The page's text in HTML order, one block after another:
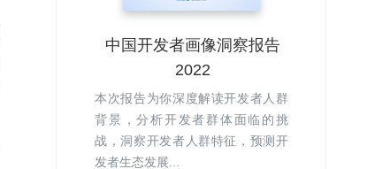
中国开发者画像洞察报告
2022
本次报告为你深度解读开发者人群
背景，分析开发者群体面临的挑
战，洞察开发者人群特征，预测开
发者生态发展...